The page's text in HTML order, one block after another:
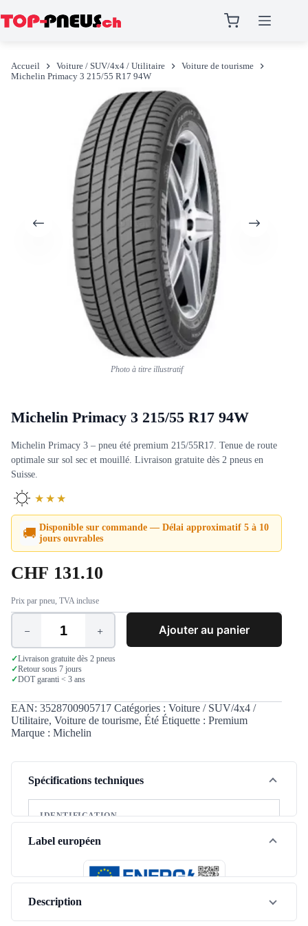
contenu
Accueil Voiture / SUV/4x4 / Utilitaire
Voiture de tourisme
Michelin Primacy 3 215/55 R17 94W
Photo à titre illustratif
Michelin Primacy 3 215/55 R17 94W
Michelin Primacy 3 – pneu été premium 215/55R17. Tenue de route
optimale sur sol sec et mouillé. Livraison gratuite dès 2 pneus en
Suisse.
★★★
🚚 Disponible sur commande — Délai approximatif 5 à 10
jours ouvrables
CHF 131.10
Prix par pneu, TVA incluse
quantité
de
Michelin
Primacy
3
R17
94W
Ajouter au panier
✓Livraison gratuite dès 2 pneus
✓Retour sous 7 jours
✓DOT garanti < 3 ans
EAN: 3528700905717 Catégories : Voiture / SUV/4x4 /
Utilitaire, Voiture de tourisme, Été Étiquette : Premium
Marque : Michelin
Spécifications techniques
IDENTIFICATION
Marque
Primacy 3
Saison Été
Type de véhicule
Label européen
Description